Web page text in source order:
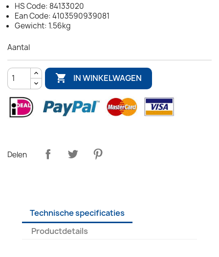
HS Code: 84133020
Ean Code: 4103590939081
Gewicht: 1.56kg
Aantal
 IN WINKELWAGEN
Delen
Technische specificaties
Productdetails